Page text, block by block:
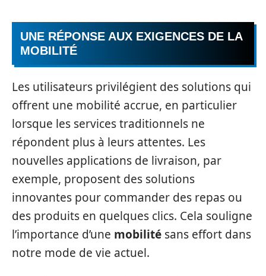
UNE RÉPONSE AUX EXIGENCES DE LA
MOBILITÉ
Les utilisateurs privilégient des solutions qui
offrent une mobilité accrue, en particulier
lorsque les services traditionnels ne
répondent plus à leurs attentes. Les
nouvelles applications de livraison, par
exemple, proposent des solutions
innovantes pour commander des repas ou
des produits en quelques clics. Cela souligne
l’importance d’une mobilité sans effort dans
notre mode de vie actuel.